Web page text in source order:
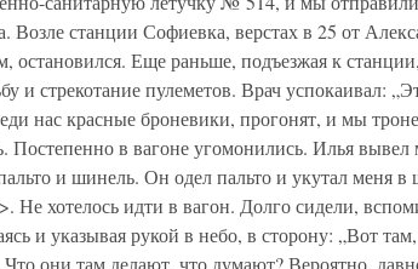
Возле станции Софиевка, верстах в 25 от
остановился. Еще раньше, подъезжая к
и стрекотание пулеметов. Врач успокаивал:
нас красные броневики, прогонят, и мы
Постепенно в вагоне угомонились. Илья вывел
и шинель. Он одел пальто и укутал меня
Не хотелось идти в вагон. Долго сидели,
и указывая рукой в небо, в сторону: „Вот
Что они там делают, что думают? Вероятно,